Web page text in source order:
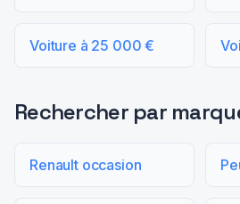
Voiture à 25 000 €
Rechercher par
Renault occasion